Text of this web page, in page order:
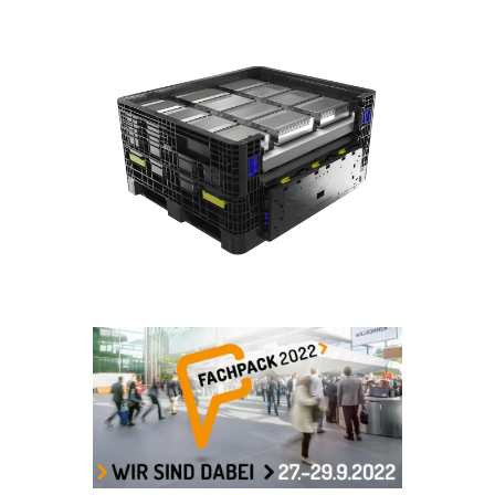
Kunststoff, hat sein Geschäft auch im Jahr
2022 vorangetrieben. „Neben der
Gewinnung neuer Kunden haben wir
auch unsere Organisation
weiterentwickelt“, sagt Jürgen Krahé,
Senior Commercial Director EMEA. Und
weiter: „Durch den regelmäßigen
Austausch mit Kunden und Partnern
haben wir die Kundenbedürfnisse stets im
Mehr lesen
Herausforderung Gefahrguttransport
Hürth bei Köln, 30.08.2022 – Der Bedarf an
Lithium-Ionen-Batterien wächst rasant
und damit auch die Anforderungen an die